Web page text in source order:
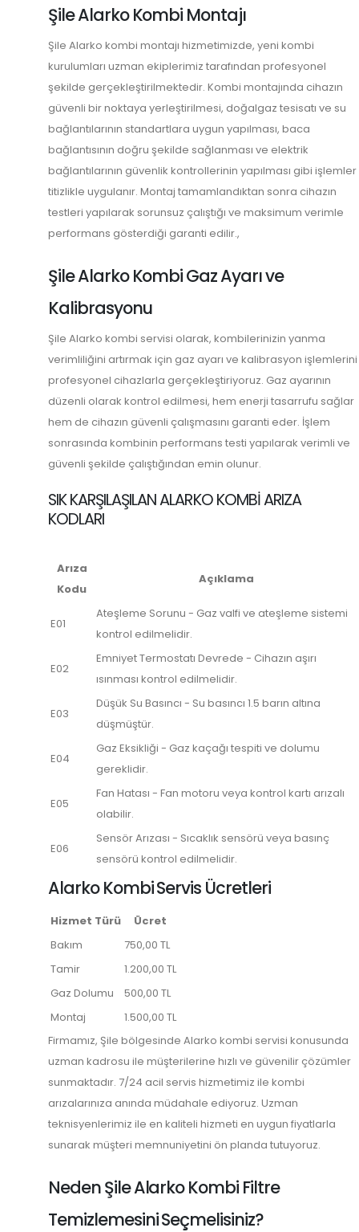
Şile Alarko Kombi Montajı
Şile Alarko kombi montajı hizmetimizde, yeni kombi
kurulumları uzman ekiplerimiz tarafından profesyonel
şekilde gerçekleştirilmektedir. Kombi montajında cihazın
güvenli bir noktaya yerleştirilmesi, doğalgaz tesisatı ve su
bağlantılarının standartlara uygun yapılması, baca
bağlantısının doğru şekilde sağlanması ve elektrik
bağlantılarının güvenlik kontrollerinin yapılması gibi işlemler
titizlikle uygulanır. Montaj tamamlandıktan sonra cihazın
testleri yapılarak sorunsuz çalıştığı ve maksimum verimle
performans gösterdiği garanti edilir.,
Şile Alarko Kombi Gaz Ayarı ve
Kalibrasyonu
Şile Alarko kombi servisi olarak, kombilerinizin yanma
verimliliğini artırmak için gaz ayarı ve kalibrasyon işlemlerini
profesyonel cihazlarla gerçekleştiriyoruz. Gaz ayarının
düzenli olarak kontrol edilmesi, hem enerji tasarrufu sağlar
hem de cihazın güvenli çalışmasını garanti eder. İşlem
sonrasında kombinin performans testi yapılarak verimli ve
güvenli şekilde çalıştığından emin olunur.
SIK KARŞILAŞILAN ALARKO KOMBI ARIZA
KODLARI
Arıza
Kodu
Açıklama
E01
Ateşleme Sorunu - Gaz valfi ve ateşleme sistemi
kontrol edilmelidir.
E02
Emniyet Termostatı Devrede - Cihazın aşırı
ısınması kontrol edilmelidir.
E03
Düşük Su Basıncı - Su basıncı 1.5 barın altına
düşmüştür.
E04
Gaz Eksikliği - Gaz kaçağı tespiti ve dolumu
gereklidir.
E05
Fan Hatası - Fan motoru veya kontrol kartı arızalı
olabilir.
E06
Sensör Arızası - Sıcaklık sensörü veya basınç
sensörü kontrol edilmelidir.
Alarko Kombi Servis Ücretleri
Hizmet Türü
Ücret
Bakım
750,00 TL
Tamir
1.200,00 TL
Gaz Dolumu
500,00 TL
Montaj
1.500,00 TL
Firmamız, Şile bölgesinde Alarko kombi servisi konusunda
uzman kadrosu ile müşterilerine hızlı ve güvenilir çözümler
sunmaktadır. 7/24 acil servis hizmetimiz ile kombi
arızalarınıza anında müdahale ediyoruz. Uzman
teknisyenlerimiz ile en kaliteli hizmeti en uygun fiyatlarla
sunarak müşteri memnuniyetini ön planda tutuyoruz.
Neden Şile Alarko Kombi Filtre
Temizlemesini Seçmelisiniz?